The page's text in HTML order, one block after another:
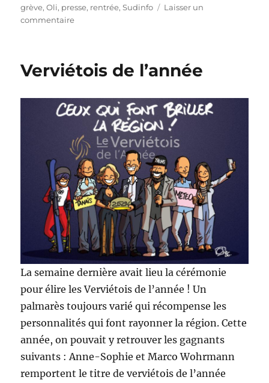
grève,Oli, presse, rentrée,Sudinfo
Laisser un
commentairesur
Verviétois de l’année
La semaine dernière avait lieu la cérémonie
pour élire les Verviétois de l’année ! Un
palmarès toujours varié qui récompense les
personnalités qui font rayonner la région. Cette
année, on pouvait y retrouver les gagnants
suivants : Anne-Sophie et Marco Wohrmann
remportent le titre de verviétois de l’année